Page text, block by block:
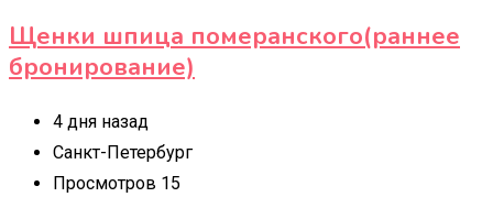
Щенки шпица померанского(раннее
бронирование)
4 дня назад
Санкт-Петербург
Просмотров 15